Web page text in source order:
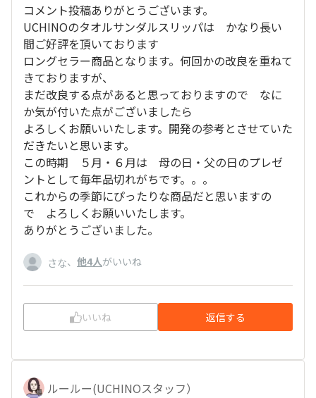
コメント投稿ありがとうございます。
UCHINOのタオルサンダルスリッパは かなり長い
間ご好評を頂いております
ロングセラー商品となります。何回かの改良を重ねて
きておりますが、
まだ改良する点があると思っておりますので なに
か気が付いた点がございましたら
よろしくお願いいたします。開発の参考とさせていた
だきたいと思います。
この時期 ５月・６月は 母の日・父の日のプレゼ
ントとして毎年品切れがちです。。。
これからの季節にぴったりな商品だと思いますの
で よろしくお願いいたします。
ありがとうございました。
さな、 他4人がいいね
いいね 返信する
ルールー(UCHINOスタッフ）